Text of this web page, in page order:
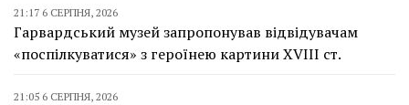
21:17 6 СЕРПНЯ, 2026
Гарвардський музей запропонував відвідувачам
«поспілкуватися» з героїнею картини XVIII ст.
21:05 6 СЕРПНЯ, 2026